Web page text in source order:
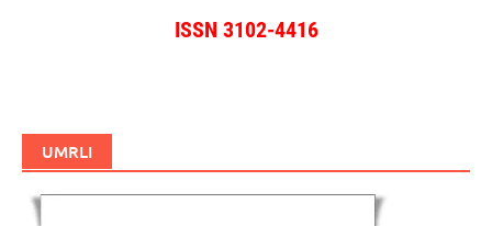
ISSN 3102-4416
UMRLI